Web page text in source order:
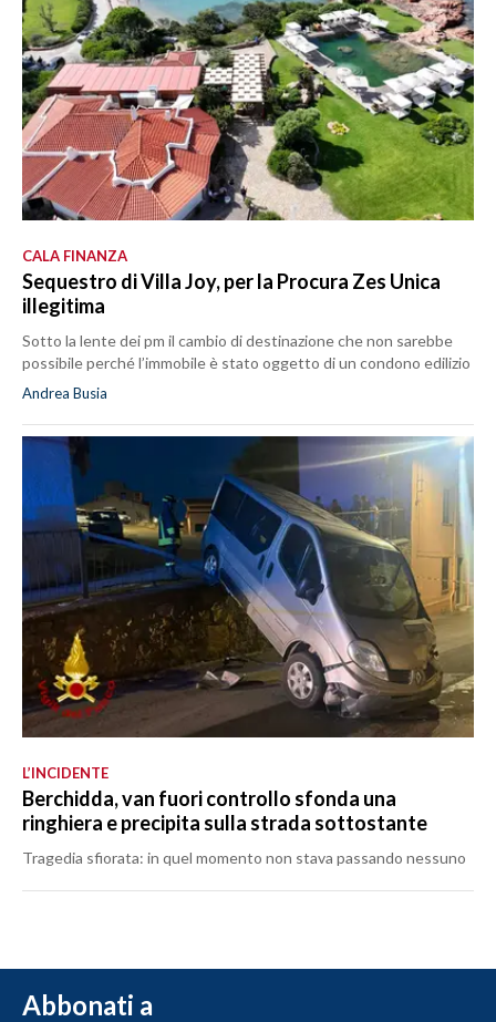
CALA FINANZA
Sequestro di Villa Joy, per la Procura Zes Unica
illegitima
Sotto la lente dei pm il cambio di destinazione che non sarebbe
possibile perché l’immobile è stato oggetto di un condono edilizio
Andrea Busia
L’INCIDENTE
Berchidda, van fuori controllo sfonda una
ringhiera e precipita sulla strada sottostante
Tragedia sfiorata: in quel momento non stava passando nessuno
Abbonati a